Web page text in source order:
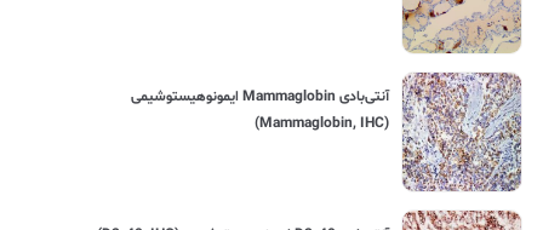
آنتی‌بادی Mammaglobin ایمونوهیستوشیمی
(Mammaglobin, IHC)